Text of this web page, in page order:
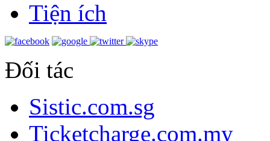
Tiện ích
Đối tác
Sistic.com.sg
Ticketcharge.com.my